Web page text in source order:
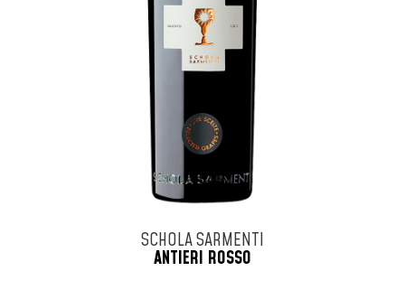
SCHOLA SARMENTI
ANTIERI ROSSO